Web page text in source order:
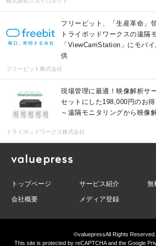
フリービット、「生産革命」
トライポッドワークスの遠隔
「ViewCamStation」にモバ
供
フリービット株式会社
現場管理に最適！映像解析サ
セットにした198,000円のお
～遠隔モニタリングから映像
トライポッドワークス株式会社
トップページ サービス紹介
無
会社概要
メディア登録
©valuepressAll Rights Reserved.
This site is protected by reCAPTCHA and the Google